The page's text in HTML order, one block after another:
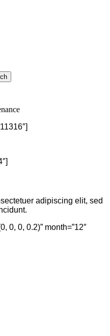
adipiscing elit, sed
0, 0, 0.2)” month=”12″